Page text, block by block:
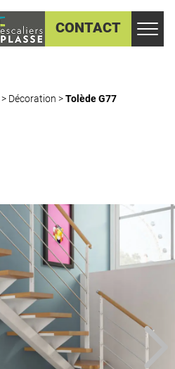
CONTACT
> Décoration >Tolède G77